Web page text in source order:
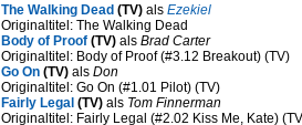
The Walking Dead (TV) als Ezekiel
Originaltitel: The Walking Dead
Body of Proof (TV) als Brad Carter
Originaltitel: Body of Proof (#3.12 Breakout) (TV)
Go On (TV) als Don
Originaltitel: Go On (#1.01 Pilot) (TV)
Fairly Legal (TV) als Tom Finnerman
Originaltitel: Fairly Legal (#2.02 Kiss Me, Kate)